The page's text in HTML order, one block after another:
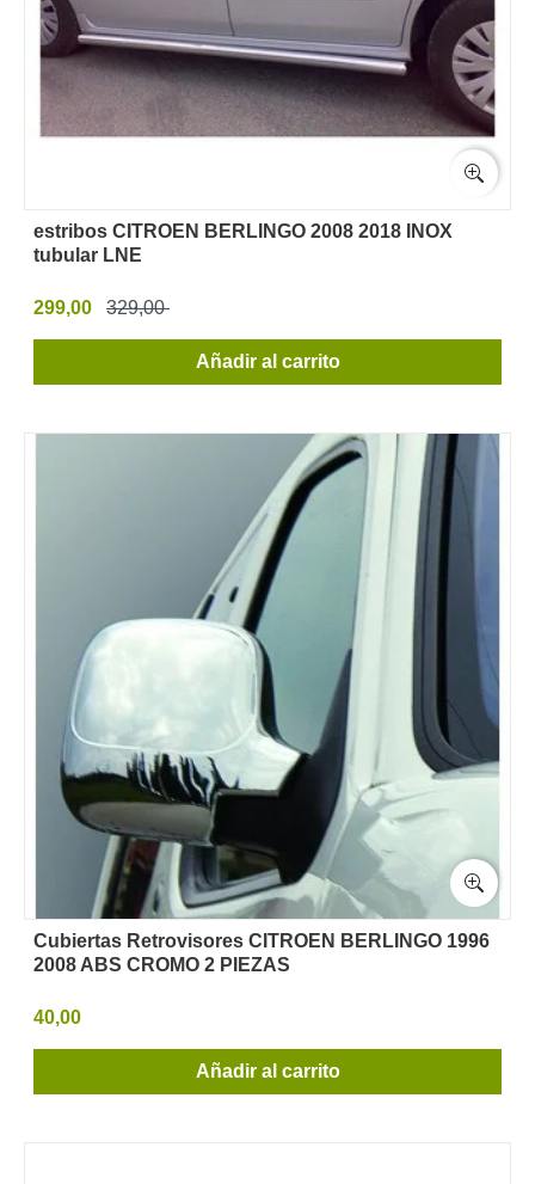
estribos CITROEN BERLINGO 2008 2018 INOX
tubular LNE
299,00 329,00
Añadir al carrito
Cubiertas Retrovisores CITROEN BERLINGO 1996
2008 ABS CROMO 2 PIEZAS
40,00
Añadir al carrito